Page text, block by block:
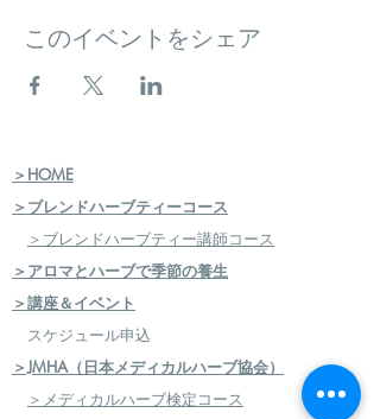
このイベントをシェア
＞HOME
＞ブレンドハーブティーコース
＞ブレンドハーブティー講師コース
＞アロマとハーブで季節の養生
＞講座＆イベント
スケジュール申込
＞JMHA（日本メディカルハーブ協会）
＞メディカルハーブ検定コース